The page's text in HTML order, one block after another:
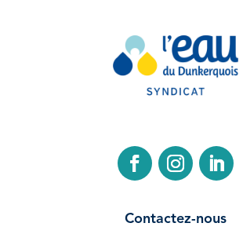
Contactez-nous